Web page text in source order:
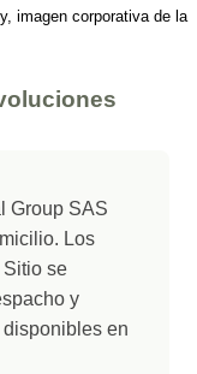
Group SAS
Los
Sitio se
y
en